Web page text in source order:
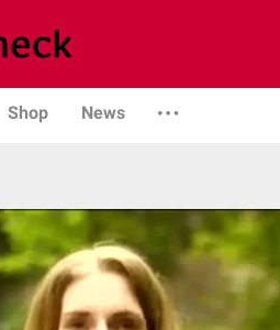
Shop News